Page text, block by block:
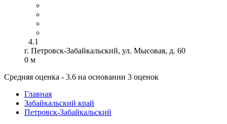
4.1
г. Петровск-Забайкальский, ул. Мысовая, д. 60
0 м
Средняя оценка - 3.6 на основании 3 оценок
Главная
Забайкальский край
Петровск-Забайкальский